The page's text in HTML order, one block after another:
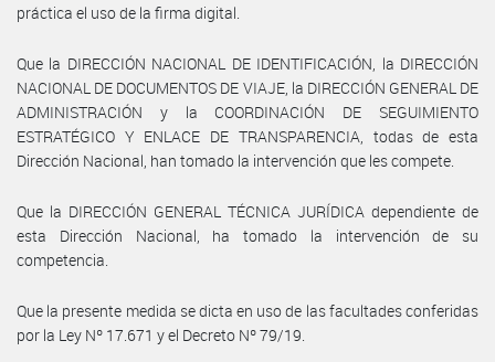
práctica el uso de la firma digital.
Que la DIRECCIÓN NACIONAL DE IDENTIFICACIÓN, la DIRECCIÓN
NACIONAL DE DOCUMENTOS DE VIAJE, la DIRECCIÓN GENERAL DE
ADMINISTRACIÓN y la COORDINACIÓN DE SEGUIMIENTO
ESTRATÉGICO Y ENLACE DE TRANSPARENCIA, todas de esta
Dirección Nacional, han tomado la intervención que les compete.
Que la DIRECCIÓN GENERAL TÉCNICA JURÍDICA dependiente de
esta Dirección Nacional, ha tomado la intervención de su
competencia.
Que la presente medida se dicta en uso de las facultades conferidas
por la Ley Nº 17.671 y el Decreto Nº 79/19.